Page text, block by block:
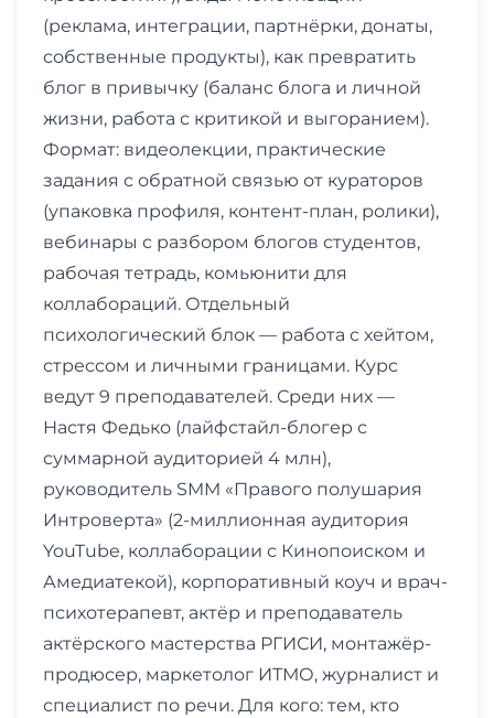
(реклама, интеграции, партнёрки, донаты,
собственные продукты), как превратить
блог в привычку (баланс блога и личной
жизни, работа с критикой и выгоранием).
Формат: видеолекции, практические
задания с обратной связью от кураторов
(упаковка профиля, контент-план, ролики),
вебинары с разбором блогов студентов,
рабочая тетрадь, комьюнити для
коллабораций. Отдельный
психологический блок — работа с хейтом,
стрессом и личными границами. Курс
ведут 9 преподавателей. Среди них —
Настя Федько (лайфстайл-блогер с
суммарной аудиторией 4 млн),
руководитель SMM «Правого полушария
Интроверта» (2-миллионная аудитория
YouTube, коллаборации с Кинопоиском и
Амедиатекой), корпоративный коуч и врач-
психотерапевт, актёр и преподаватель
актёрского мастерства РГИСИ, монтажёр-
продюсер, маркетолог ИТМО, журналист и
специалист по речи. Для кого: тем, кто